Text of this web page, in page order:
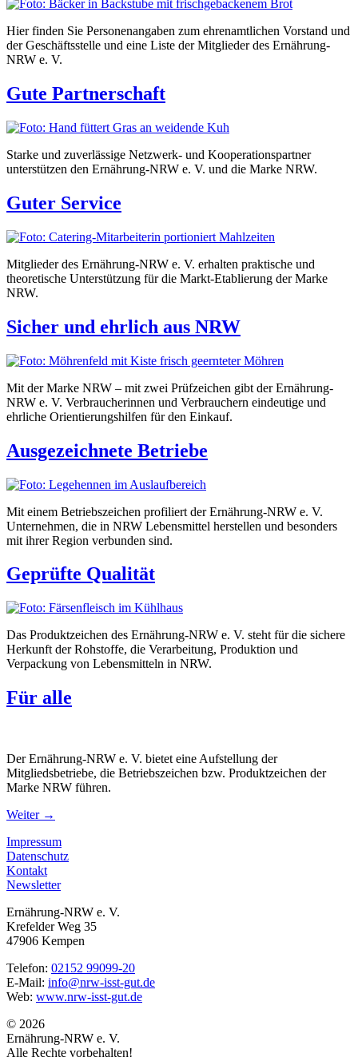
Hier finden Sie Personenangaben zum ehrenamtlichen Vorstand und
der Geschäftsstelle und eine Liste der Mitglieder des Ernährung-
NRW e. V.
Gute Partnerschaft
Starke und zuverlässige Netzwerk- und Kooperationspartner
unterstützen den Ernährung-NRW e. V. und die Marke NRW.
Guter Service
Mitglieder des Ernährung-NRW e. V. erhalten praktische und
theoretische Unterstützung für die Markt-Etablierung der Marke
NRW.
Sicher und ehrlich aus NRW
Mit der Marke NRW – mit zwei Prüfzeichen gibt der Ernährung-
NRW e. V. Verbraucherinnen und Verbrauchern eindeutige und
ehrliche Orientierungshilfen für den Einkauf.
Ausgezeichnete Betriebe
Mit einem Betriebszeichen profiliert der Ernährung-NRW e. V.
Unternehmen, die in NRW Lebensmittel herstellen und besonders
mit ihrer Region verbunden sind.
Geprüfte Qualität
Das Produktzeichen des Ernährung-NRW e. V. steht für die sichere
Herkunft der Rohstoffe, die Verarbeitung, Produktion und
Verpackung von Lebensmitteln in NRW.
Für alle
Der Ernährung-NRW e. V. bietet eine Aufstellung der
Mitgliedsbetriebe, die Betriebszeichen bzw. Produktzeichen der
Marke NRW führen.
Weiter →
Impressum
Datenschutz
Kontakt
Newsletter
Ernährung-NRW e. V.
Krefelder Weg 35
47906 Kempen
Telefon: 02152 99099-20
E-Mail: info@nrw-isst-gut.de
Web: www.nrw-isst-gut.de
© 2026
Ernährung-NRW e. V.
Alle Rechte vorbehalten!